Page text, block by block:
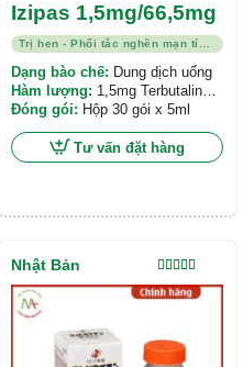
Izipas 1,5mg/66,5mg
Dạng bào chế: Dung dịch uống
Hàm lượng: 1,5mg Terbutalin
sulfat. 66,5mg Guaifenesin.
Đóng gói: Hộp 30 gói x 5ml
Tư vấn đặt hàng
Được xếp
hạng4.50
Nhật Bản